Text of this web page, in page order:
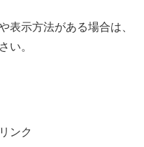
表示方法がある場合は、
い。
ンク